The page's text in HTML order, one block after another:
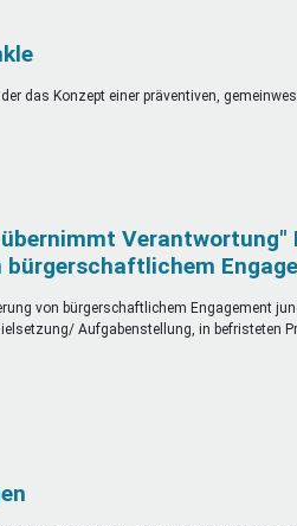
das Konzept einer präventiven,
bürgerschaftlichem
von bürgerschaftlichem Engagement
Aufgabenstellung, in befristeten